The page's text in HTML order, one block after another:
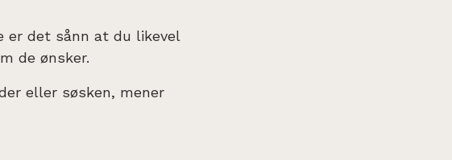
er det sånn at du likevel
de ønsker.
eller søsken, mener